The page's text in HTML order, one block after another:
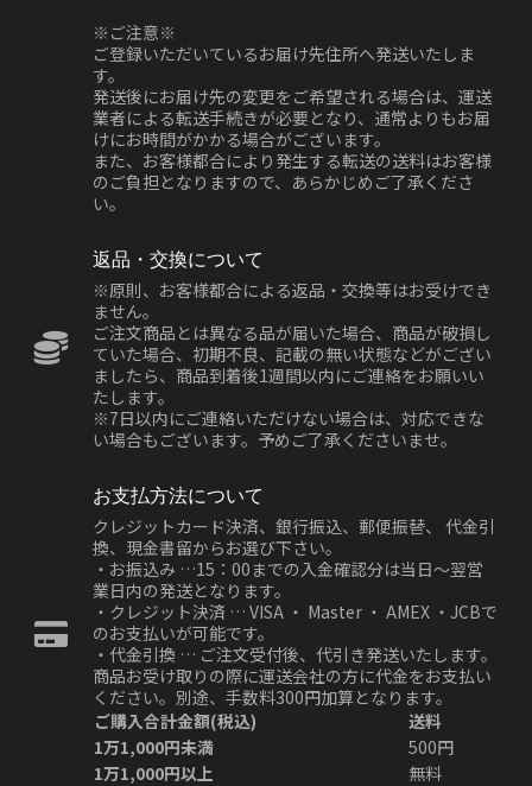
※ご注意※
ご登録いただいているお届け先住所へ発送いたしま
す。
発送後にお届け先の変更をご希望される場合は、運送
業者による転送手続きが必要となり、通常よりもお届
けにお時間がかかる場合がございます。
また、お客様都合により発生する転送の送料はお客様
のご負担となりますので、あらかじめご了承くださ
い。
返品・交換について
※原則、お客様都合による返品・交換等はお受けでき
ません。
ご注文商品とは異なる品が届いた場合、商品が破損し
ていた場合、初期不良、記載の無い状態などがござい
ましたら、商品到着後1週間以内にご連絡をお願いい
たします。
※7日以内にご連絡いただけない場合は、対応できな
い場合もございます。予めご了承くださいませ。
お支払方法について
クレジットカード決済、銀行振込、郵便振替、 代金引
換、現金書留からお選び下さい。
・お振込み …15：00までの入金確認分は当日～翌営
業日内の発送となります。
・クレジット決済 … VISA ・ Master ・ AMEX ・JCBで
のお支払いが可能です。
・代金引換 … ご注文受付後、代引き発送いたします。
商品お受け取りの際に運送会社の方に代金をお支払い
ください。別途、手数料300円加算となります。
ご購入合計金額(税込)
送料
1万1,000円未満
500円
1万1,000円以上
無料